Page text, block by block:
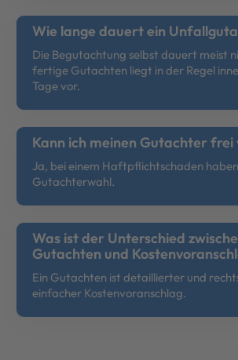
Wie lange dauert ein
Die Begutachtung selbst dauert meist
fertige Gutachten liegt in der Regel
Tage vor.
Kann ich meinen Gutachter frei
Ja, bei einem Haftpflichtschaden
Gutachterwahl.
Was ist der Unterschied
Gutachten und
Ein Gutachten ist detaillierter und
einfacher Kostenvoranschlag.